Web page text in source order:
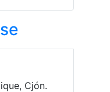
Cjón.